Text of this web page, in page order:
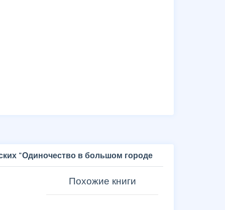
"Одиночество в большом городе
Похожие книги